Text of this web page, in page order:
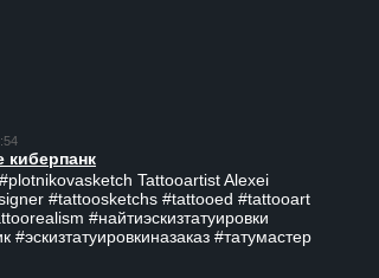
киберпанк
Tattooartist Alexei
#tattoosketchs #tattooed #tattooart
#найтиэскизтатуировки
#эскизтатуировкиназаказ #татумастер